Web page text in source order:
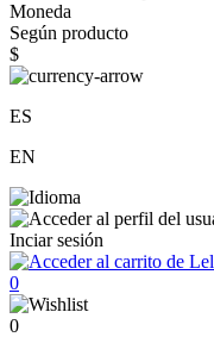
Moneda
Según producto
$
ES
EN
Inciar sesión
0
0